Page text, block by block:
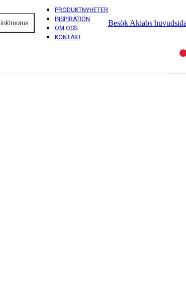
PRODUKTNYHETER
INSPIRATION
OM OSS
KONTAKT
Besök Akiabs